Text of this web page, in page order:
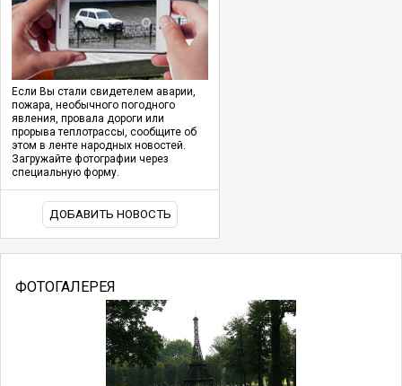
Если Вы стали свидетелем аварии,
пожара, необычного погодного
явления, провала дороги или
прорыва теплотрассы, сообщите об
этом в ленте народных новостей.
Загружайте фотографии через
специальную форму.
ДОБАВИТЬ НОВОСТЬ
ФОТОГАЛЕРЕЯ